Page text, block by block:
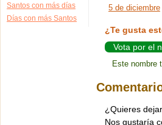
5 de diciembre
¿Te gusta
Vota por el
Este nombre
¿Quieres
Nos gustaría
Santos con más días
Días con más Santos